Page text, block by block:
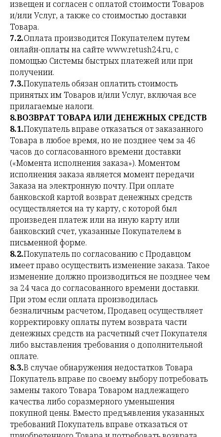
извещен и согласен с оплатой стоимости Товаров
и/или Услуг, а также со стоимостью доставки
Товара.
7.2.Оплата производится Покупателем путем
онлайн-оплаты на сайте www.retush24.ru, с
помощью Системы быстрых платежей или при
получении.
7.3.Покупатель обязан оплатить стоимость
принятых им Товаров и/или Услуг, включая все
прилагаемые налоги.
8.ВОЗВРАТ ТОВАРА ИЛИ ДЕНЕЖНЫХ СРЕДСТВ
8.1.Покупатель вправе отказаться от заказанного
Товара в любое время, но не позднее чем за 46
часов до согласованного времени доставки
(«Момента исполнения заказа»). Моментом
исполнения заказа является момент передачи
Заказа на электронную почту. При оплате
банковской картой возврат денежных средств
осуществляется на ту карту, с которой был
произведен платеж или на иную карту или
банковский счет, указанные Покупателем в
письменной форме.
8.2.Покупатель по согласованию с Продавцом
имеет право осуществить изменение заказа. Такое
изменение должно производиться не позднее чем
за 24 часа до согласованного времени доставки.
При этом если оплата производилась
безналичным расчетом, Продавец осуществляет
корректировку оплаты путем возврата части
денежных средств на расчетный счет Покупателя
либо выставления требования о дополнительной
оплате.
8.3.В случае обнаружения недостатков Товара
Покупатель вправе по своему выбору потребовать
замены такого Товара Товаром надлежащего
качества либо соразмерного уменьшения
покупной цены. Вместо предъявления указанных
требований Покупатель вправе отказаться от